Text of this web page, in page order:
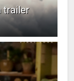
trailer